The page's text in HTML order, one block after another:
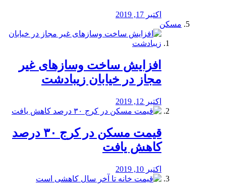
اکتبر 17, 2019
مسکن
افزایش ساخت وسازهای غیر
مجاز در خیابان زیبادشت
اکتبر 12, 2019
️قیمت مسکن در کرج ۳۰ درصد
کاهش یافت
اکتبر 10, 2019